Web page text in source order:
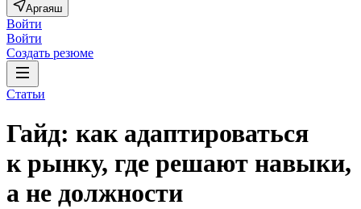
Аргаяш
Войти
Войти
Создать резюме
Статьи
Гайд: как адаптироваться
к рынку, где решают навыки,
а не должности